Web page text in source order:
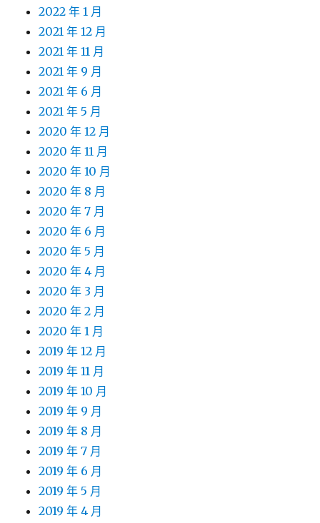
2022 年 1 月
2021 年 12 月
2021 年 11 月
2021 年 9 月
2021 年 6 月
2021 年 5 月
2020 年 12 月
2020 年 11 月
2020 年 10 月
2020 年 8 月
2020 年 7 月
2020 年 6 月
2020 年 5 月
2020 年 4 月
2020 年 3 月
2020 年 2 月
2020 年 1 月
2019 年 12 月
2019 年 11 月
2019 年 10 月
2019 年 9 月
2019 年 8 月
2019 年 7 月
2019 年 6 月
2019 年 5 月
2019 年 4 月